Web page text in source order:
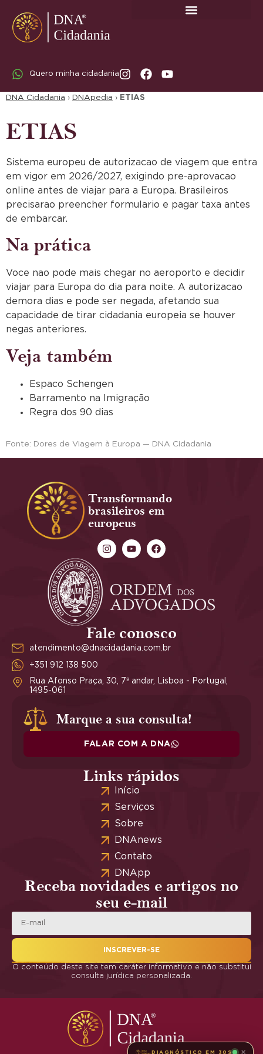
Quero minha cidadania
DNA Cidadania › DNApedia › ETIAS
ETIAS
Sistema europeu de autorizacao de viagem que entra
em vigor em 2026/2027, exigindo pre-aprovacao
online antes de viajar para a Europa. Brasileiros
precisarao preencher formulario e pagar taxa antes
de embarcar.
Na prática
Voce nao pode mais chegar no aeroporto e decidir
viajar para Europa do dia para noite. A autorizacao
demora dias e pode ser negada, afetando sua
capacidade de tirar cidadania europeia se houver
negas anteriores.
Veja também
Espaco Schengen
Barramento na Imigração
Regra dos 90 dias
Fonte: Dores de Viagem à Europa — DNA Cidadania
Transformando
brasileiros em
europeus
Fale conosco
atendimento@dnacidadania.com.br
+351 912 138 500
Rua Afonso Praça, 30, 7º andar, Lisboa - Portugal,
1495-061
Marque a sua consulta!
FALAR COM A DNA
Links rápidos
Início
Serviços
Sobre
DNAnews
Contato
DNApp
Receba novidades e artigos no
seu e-mail
INSCREVER-SE
O conteúdo deste site tem caráter informativo e não substitui
consulta jurídica personalizada.
DIAGNÓSTICO EM 30S ×